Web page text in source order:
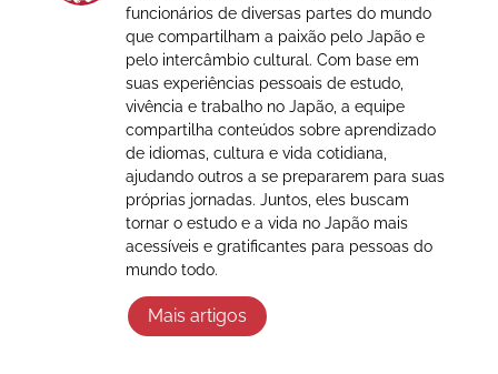
funcionários de diversas partes do mundo
que compartilham a paixão pelo Japão e
pelo intercâmbio cultural. Com base em
suas experiências pessoais de estudo,
vivência e trabalho no Japão, a equipe
compartilha conteúdos sobre aprendizado
de idiomas, cultura e vida cotidiana,
ajudando outros a se prepararem para suas
próprias jornadas. Juntos, eles buscam
tornar o estudo e a vida no Japão mais
acessíveis e gratificantes para pessoas do
mundo todo.
Mais artigos